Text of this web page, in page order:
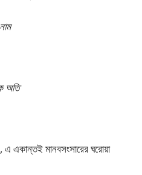
অতি
এ একান্তই মানবসংসারের ঘরোয়া